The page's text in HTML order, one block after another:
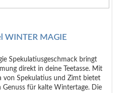
WINTER MAGIE
Spekulatiusgeschmack bringt
direkt in deine Teetasse. Mit
von Spekulatius und Zimt bietet
Genuss für kalte Wintertage. Die